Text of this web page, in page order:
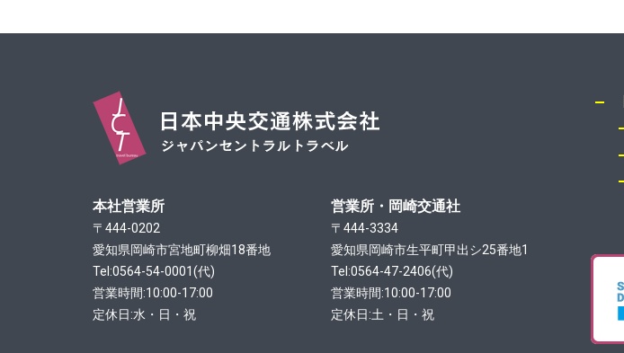
本社営業所
〒444-0202
愛知県岡崎市宮地町柳畑18番地
Tel:0564-54-0001(代)
営業時間:10:00-17:00
定休日:水・日・祝
営業所・岡崎交通社
〒444-3334
愛知県岡崎市生平町甲出シ25番地1
Tel:0564-47-2406(代)
営業時間:10:00-17:00
定休日:土・日・祝